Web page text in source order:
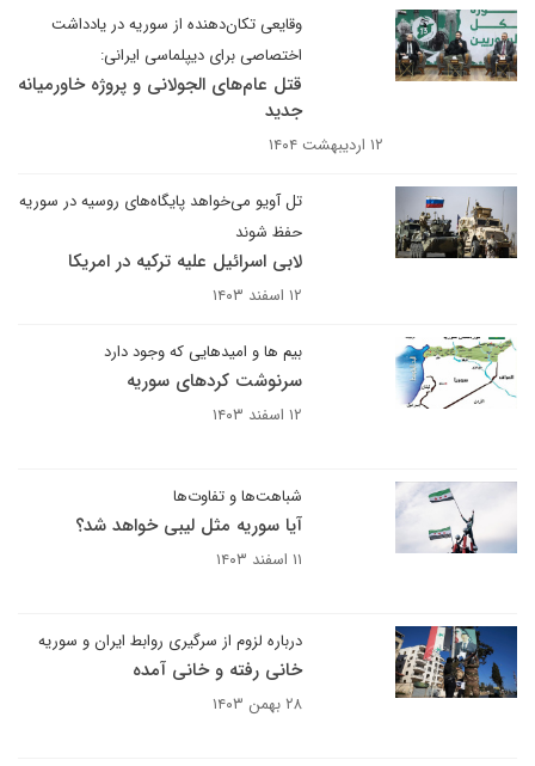
وقایعی تکان‌دهنده از سوریه در یادداشت
اختصاصی برای دیپلماسی ایرانی:
قتل عام‌های الجولانی و پروژه خاورمیانه
جدید
۱۲ اردیبهشت ۱۴۰۴
تل آویو می‌خواهد پایگاه‌های روسیه در سوریه
حفظ شوند
لابی اسرائیل علیه ترکیه در امریکا
۱۲ اسفند ۱۴۰۳
بیم ها و امیدهایی که وجود دارد
سرنوشت کردهای سوریه
۱۲ اسفند ۱۴۰۳
شباهت‌ها و تفاوت‌ها
آیا سوریه مثل لیبی خواهد شد؟
۱۱ اسفند ۱۴۰۳
درباره لزوم از سرگیری روابط ایران و سوریه
خانی رفته و خانی آمده
۲۸ بهمن ۱۴۰۳